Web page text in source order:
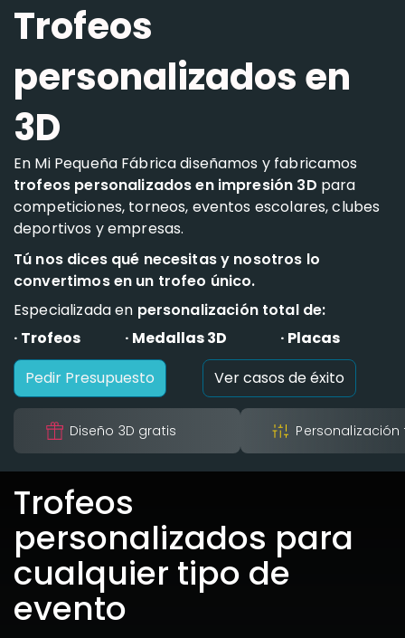
Trofeos
personalizados en
3D
En Mi Pequeña Fábrica diseñamos y fabricamos
trofeos personalizados en impresión 3D para
competiciones, torneos, eventos escolares, clubes
deportivos y empresas.
Tú nos dices qué necesitas y nosotros lo
convertimos en un trofeo único.
Especializada en personalización total de:
· Trofeos
· Medallas 3D
· Placas
Pedir Presupuesto
Ver casos de éxito
Diseño 3D gratis
Trofeos
personalizados para
cualquier tipo de
evento